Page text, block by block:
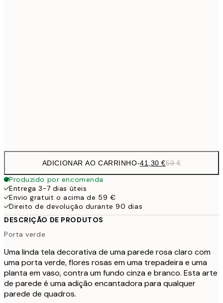
ADICIONAR AO CARRINHO-41,30 €59 €
Produzido por encomenda
Entrega 3-7 dias úteis
Envio gratuit o acima de 59 €
Direito de devolução durante 90 dias
DESCRIÇÃO DE PRODUTOS
Porta verde
Uma linda tela decorativa de uma parede rosa claro com
uma porta verde, flores rosas em uma trepadeira e uma
planta em vaso, contra um fundo cinza e branco. Esta arte
de parede é uma adição encantadora para qualquer
parede de quadros.